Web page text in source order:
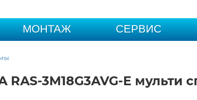
МОНТАЖ СЕРВИС
3M18G3AVG-E мульти